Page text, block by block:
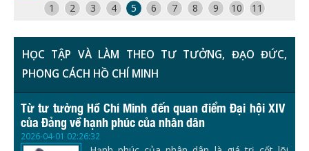
1 2 3 4 5 6 7 8 9 10 11
HỌC TẬP VÀ LÀM THEO TƯ TƯỞNG, ĐẠO ĐỨC,
PHONG CÁCH HỒ CHÍ MINH
Từ tư tưởng Hồ Chí Minh đến quan điểm Đại hội XIV
của Đảng về hạnh phúc của nhân dân
2026-04-01 02:26:32